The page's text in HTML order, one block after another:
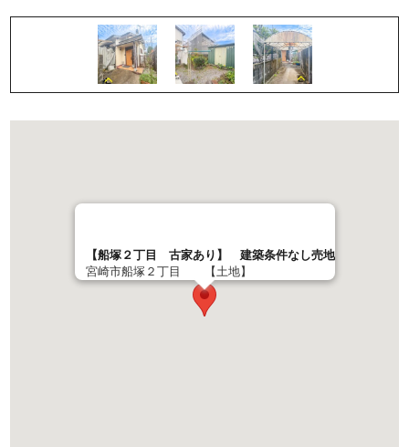
【船塚２丁目 古家あり】 建築条件なし売地
宮崎市船塚２丁目 【土地】